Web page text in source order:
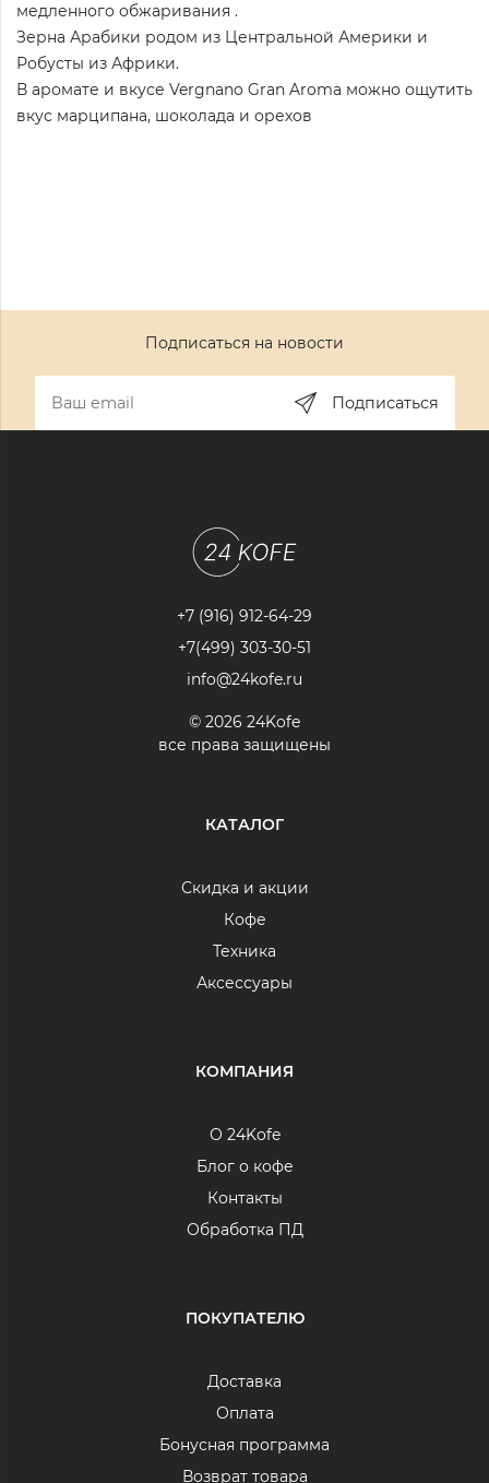
медленного обжаривания .
Зерна Арабики родом из Центральной Америки и
Робусты из Африки.
В аромате и вкусе Vergnano Gran Aroma можно ощутить
вкус марципана, шоколада и орехов
Подписаться на новости
Подписаться
+7 (916) 912-64-29
+7(499) 303-30-51
info@24kofe.ru
© 2026 24Kofe
все права защищены
КАТАЛОГ
Скидка и акции
Кофе
Техника
Аксессуары
КОМПАНИЯ
О 24Kofe
Блог о кофе
Контакты
Обработка ПД
ПОКУПАТЕЛЮ
Доставка
Оплата
Бонусная программа
Возврат товара